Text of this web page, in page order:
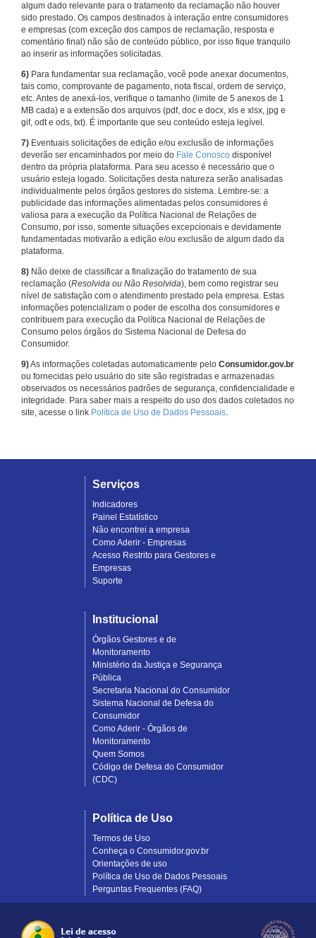
algum dado relevante para o tratamento da reclamação não houver
sido prestado. Os campos destinados à interação entre consumidores
e empresas (com exceção dos campos de reclamação, resposta e
comentário final) não são de conteúdo público, por isso fique tranquilo
ao inserir as informações solicitadas.
6) Para fundamentar sua reclamação, você pode anexar documentos,
tais como, comprovante de pagamento, nota fiscal, ordem de serviço,
etc. Antes de anexá-los, verifique o tamanho (limite de 5 anexos de 1
MB cada) e a extensão dos arquivos (pdf, doc e docx, xls e xlsx, jpg e
gif, odt e ods, txt). É importante que seu conteúdo esteja legível.
7) Eventuais solicitações de edição e/ou exclusão de informações
deverão ser encaminhados por meio do Fale Conosco disponível
dentro da própria plataforma. Para seu acesso é necessário que o
usuário esteja logado. Solicitações desta natureza serão analisadas
individualmente pelos órgãos gestores do sistema. Lembre-se: a
publicidade das informações alimentadas pelos consumidores é
valiosa para a execução da Política Nacional de Relações de
Consumo, por isso, somente situações excepcionais e devidamente
fundamentadas motivarão a edição e/ou exclusão de algum dado da
plataforma.
8) Não deixe de classificar a finalização do tratamento de sua
reclamação (Resolvida ou Não Resolvida), bem como registrar seu
nível de satisfação com o atendimento prestado pela empresa. Estas
informações potencializam o poder de escolha dos consumidores e
contribuem para execução da Política Nacional de Relações de
Consumo pelos órgãos do Sistema Nacional de Defesa do
Consumidor.
9)As informações coletadas automaticamente pelo Consumidor.gov.br
ou fornecidas pelo usuário do site são registradas e armazenadas
observados os necessários padrões de segurança, confidencialidade e
integridade. Para saber mais a respeito do uso dos dados coletados no
site, acesse o link Política de Uso de Dados Pessoais.
Serviços
Indicadores
Painel Estatístico
Não encontrei a empresa
Como Aderir - Empresas
Acesso Restrito para Gestores e
Empresas
Suporte
Institucional
Órgãos Gestores e de
Monitoramento
Ministério da Justiça e Segurança
Pública
Secretaria Nacional do Consumidor
Sistema Nacional de Defesa do
Consumidor
Como Aderir - Órgãos de
Monitoramento
Quem Somos
Código de Defesa do Consumidor
(CDC)
Política de Uso
Termos de Uso
Conheça o Consumidor.gov.br
Orientações de uso
Política de Uso de Dados Pessoais
Perguntas Frequentes (FAQ)